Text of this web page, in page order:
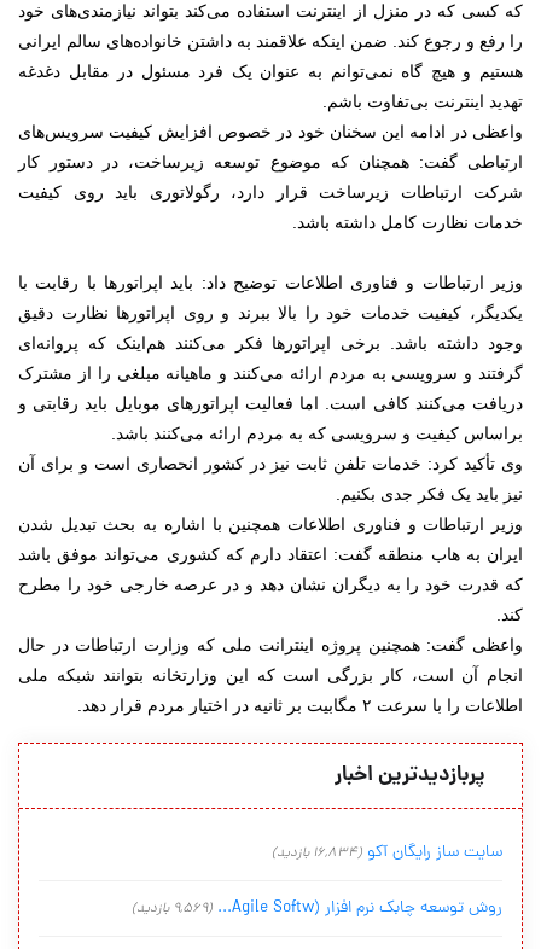
که کسی که در منزل از اینترنت استفاده می‌کند بتواند نیازمندی‌های خود
را رفع و رجوع کند. ضمن اینکه علاقمند به داشتن خانواده‌های سالم ایرانی
هستیم و هیچ‌ گاه نمی‌توانم به عنوان یک فرد مسئول در مقابل دغدغه
تهدید اینترنت بی‌تفاوت باشم.
واعظی در ادامه این سخنان خود در خصوص افزایش کیفیت سرویس‌های
ارتباطی گفت:‌ همچنان که موضوع توسعه زیرساخت، در دستور کار
شرکت ارتباطات زیرساخت قرار دارد، رگولاتوری باید روی کیفیت
خدمات نظارت کامل داشته باشد.
وزیر ارتباطات و فناوری اطلاعات توضیح داد: باید اپراتورها با رقابت با
یکدیگر، کیفیت خدمات خود را بالا ببرند و روی اپراتورها نظارت دقیق
وجود داشته باشد. برخی اپراتورها فکر می‌کنند هم‌اینک که پروانه‌ای
گرفتند و سرویسی به مردم ارائه می‌کنند و ماهیانه مبلغی را از مشترک
دریافت می‌کنند کافی است. اما فعالیت اپراتورهای موبایل باید رقابتی و
براساس کیفیت و سرویسی که به مردم ارائه می‌کنند باشد.
وی تأکید کرد: خدمات تلفن ثابت نیز در کشور انحصاری است و برای آن
نیز باید یک فکر جدی بکنیم.
وزیر ارتباطات و فناوری اطلاعات همچنین با اشاره به بحث تبدیل شدن
ایران به هاب منطقه گفت: اعتقاد دارم که کشوری می‌تواند موفق باشد
که قدرت خود را به دیگران نشان دهد و در عرصه خارجی خود را مطرح
کند.
واعظی گفت: همچنین پروژه اینترانت ملی که وزارت ارتباطات در حال
انجام آن است، کار بزرگی است که این وزارتخانه بتوانند شبکه ملی
اطلاعات را با سرعت ۲ مگابیت بر ثانیه در اختیار مردم قرار دهد.
پربازدیدترین اخبار
سایت ساز رایگان آکو (16,834 بازدید)
روش توسعه چابک نرم افزار (Agile Softw... (9,569 بازدید)